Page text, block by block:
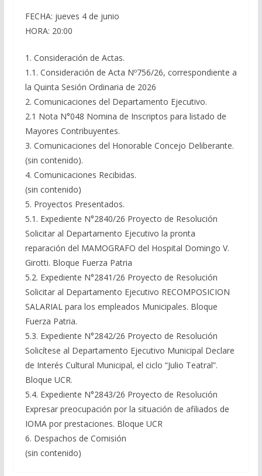
FECHA: jueves 4 de junio
HORA: 20:00
1. Consideración de Actas.
1.1. Consideración de Acta Nº756/26, correspondiente a
la Quinta Sesión Ordinaria de 2026
2. Comunicaciones del Departamento Ejecutivo.
2.1 Nota N°048 Nomina de Inscriptos para listado de
Mayores Contribuyentes.
3. Comunicaciones del Honorable Concejo Deliberante.
(sin contenido).
4. Comunicaciones Recibidas.
(sin contenido)
5. Proyectos Presentados.
5.1. Expediente N°2840/26 Proyecto de Resolución
Solicitar al Departamento Ejecutivo la pronta
reparación del MAMOGRAFO del Hospital Domingo V.
Girotti. Bloque Fuerza Patria
5.2. Expediente N°2841/26 Proyecto de Resolución
Solicitar al Departamento Ejecutivo RECOMPOSICION
SALARIAL para los empleados Municipales. Bloque
Fuerza Patria.
5.3. Expediente N°2842/26 Proyecto de Resolución
Solicítese al Departamento Ejecutivo Municipal Declare
de Interés Cultural Municipal, el ciclo “Julio Teatral”.
Bloque UCR.
5.4. Expediente N°2843/26 Proyecto de Resolución
Expresar preocupación por la situación de afiliados de
IOMA por prestaciones. Bloque UCR
6. Despachos de Comisión
(sin contenido)